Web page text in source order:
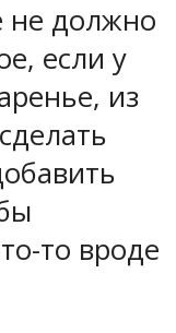
не должно
если у
из
то вроде